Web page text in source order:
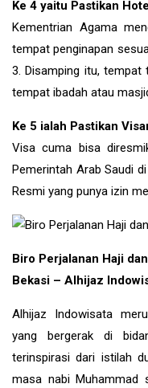
Ke 4 yaitu Pastikan
Kementrian Agama
tempat penginapan
3. Disamping itu,
tempat ibadah atau
Ke 5 ialah Pastikan
Visa cuma bisa
Pemerintah Arab Saudi
Resmi yang punya izin
Biro Perjalanan Haji
Bekasi – Alhijaz
Alhijaz Indowisata
yang bergerak di
terinspirasi dari istilah
masa nabi Muhammad